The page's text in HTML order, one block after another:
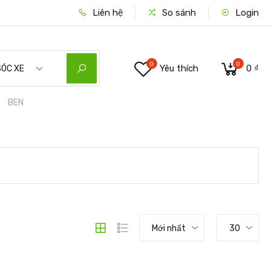
Liên hệ So sánh Login
XE
BEN
0 Yêu thích 0 0 ₫
Mới nhất 30